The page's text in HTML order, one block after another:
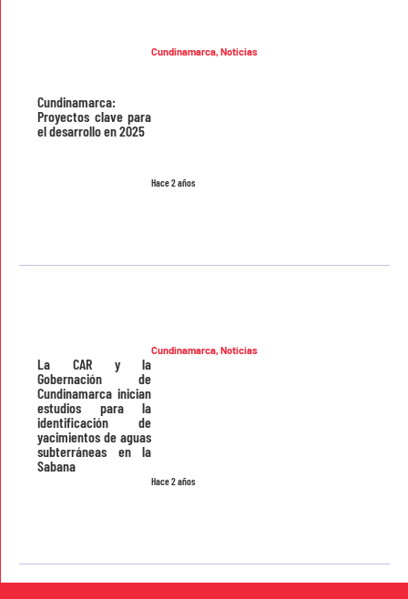
Cundinamarca,Noticias
Hace 2 años
Cundinamarca:
Proyectos clave para
el desarrollo en 2025
Cundinamarca,Noticias
Hace 2 años
La CAR y la
Gobernación de
Cundinamarca inician
estudios para la
identificación de
yacimientos de aguas
subterráneas en la
Sabana